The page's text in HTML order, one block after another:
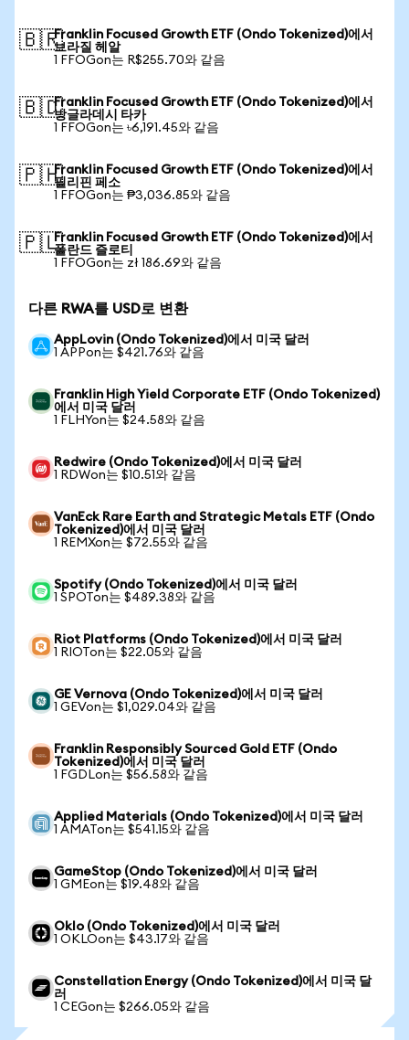
🇧🇷Franklin Focused Growth ETF (Ondo Tokenized)에서
브라질 헤알
1 FFOGon는 R$255.70와 같음
🇧🇩Franklin Focused Growth ETF (Ondo Tokenized)에서
방글라데시 타카
1 FFOGon는 ৳6,191.45와 같음
🇵🇭Franklin Focused Growth ETF (Ondo Tokenized)에서
필리핀 페소
1 FFOGon는 ₱3,036.85와 같음
🇵🇱Franklin Focused Growth ETF (Ondo Tokenized)에서
폴란드 즐로티
1 FFOGon는 zł 186.69와 같음
다른 RWA를 USD로 변환
AppLovin (Ondo Tokenized)에서 미국 달러
1 APPon는 $421.76와 같음
Franklin High Yield Corporate ETF (Ondo Tokenized)
에서 미국 달러
1 FLHYon는 $24.58와 같음
Redwire (Ondo Tokenized)에서 미국 달러
1 RDWon는 $10.51와 같음
VanEck Rare Earth and Strategic Metals ETF (Ondo
Tokenized)에서 미국 달러
1 REMXon는 $72.55와 같음
Spotify (Ondo Tokenized)에서 미국 달러
1 SPOTon는 $489.38와 같음
Riot Platforms (Ondo Tokenized)에서 미국 달러
1 RIOTon는 $22.05와 같음
GE Vernova (Ondo Tokenized)에서 미국 달러
1 GEVon는 $1,029.04와 같음
Franklin Responsibly Sourced Gold ETF (Ondo
Tokenized)에서 미국 달러
1 FGDLon는 $56.58와 같음
Applied Materials (Ondo Tokenized)에서 미국 달러
1 AMATon는 $541.15와 같음
GameStop (Ondo Tokenized)에서 미국 달러
1 GMEon는 $19.48와 같음
Oklo (Ondo Tokenized)에서 미국 달러
1 OKLOon는 $43.17와 같음
Constellation Energy (Ondo Tokenized)에서 미국 달
러
1 CEGon는 $266.05와 같음